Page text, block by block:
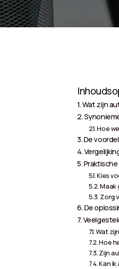
Wat zijn
Hoe
De
Kies
Maak
Zorg
De
Wat
Hoe
Zijn
Kan